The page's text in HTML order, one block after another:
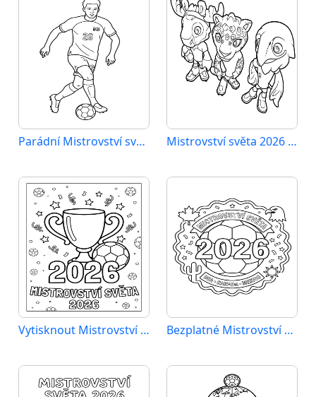
Parádní Mistrovství světa 2026 Mistrovství světa 2026 omalovánka zdarma
Vytisknout Mistrovství světa 2026 Bezplatné Mistrovství světa 2026 k vytištění